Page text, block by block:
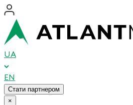
UA
EN
Стати партнером
×